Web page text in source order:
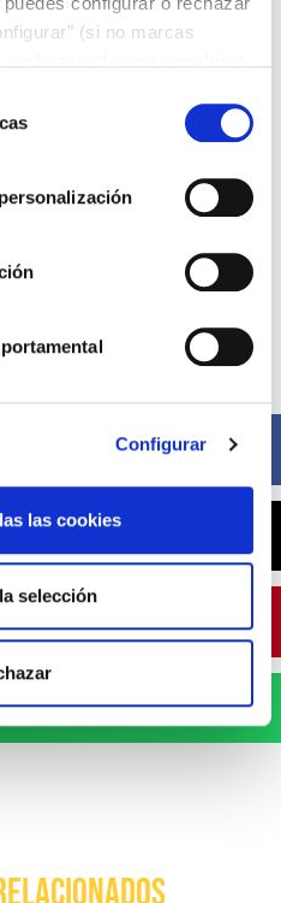
(si no marcas
Configurar
las cookies
selección